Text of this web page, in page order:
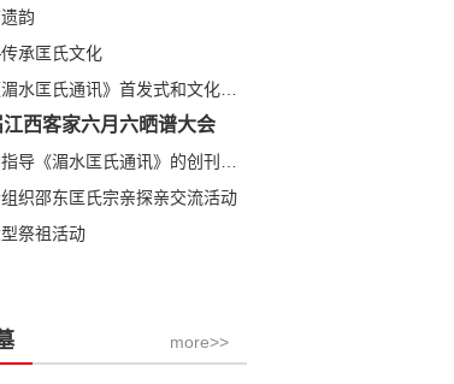
韵
承匡氏文化
西客家六月六晒谱大会
织邵东匡氏宗亲探亲交流活动
祭祖活动
more>>